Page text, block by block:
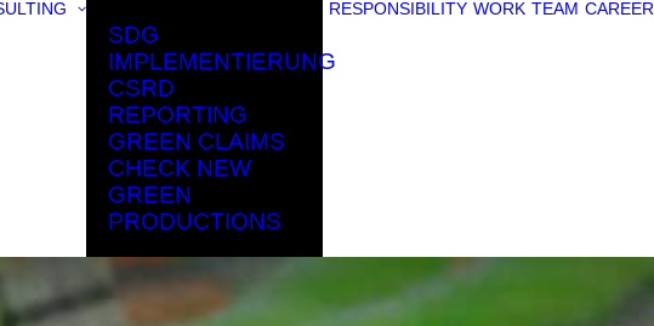
SDG
IMPLEMENTIERUNG
CSRD
REPORTING
GREEN CLAIMS
CHECK NEW
GREEN
PRODUCTIONS
RESPONSIBILITY WORK TEAM CAREER